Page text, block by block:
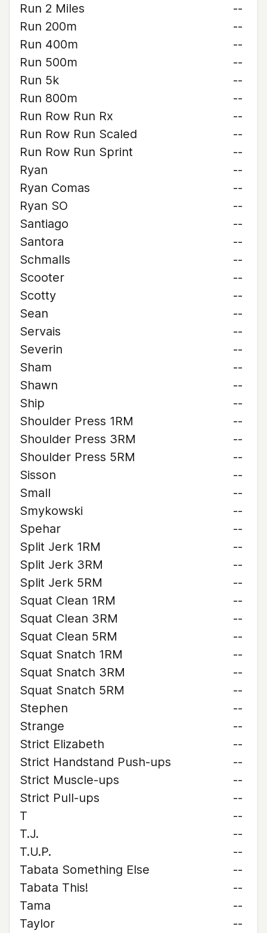
Run 2 Miles
--
Run 200m
--
Run 400m
--
Run 500m
--
Run 5k
--
Run 800m
--
Run Row Run Rx
--
Run Row Run Scaled
--
Run Row Run Sprint
--
Ryan
--
Ryan Comas
--
Ryan SO
--
Santiago
--
Santora
--
Schmalls
--
Scooter
--
Scotty
--
Sean
--
Servais
--
Severin
--
Sham
--
Shawn
--
Ship
--
Shoulder Press 1RM
--
Shoulder Press 3RM
--
Shoulder Press 5RM
--
Sisson
--
Small
--
Smykowski
--
Spehar
--
Split Jerk 1RM
--
Split Jerk 3RM
--
Split Jerk 5RM
--
Squat Clean 1RM
--
Squat Clean 3RM
--
Squat Clean 5RM
--
Squat Snatch 1RM
--
Squat Snatch 3RM
--
Squat Snatch 5RM
--
Stephen
--
Strange
--
Strict Elizabeth
--
Strict Handstand Push-ups
--
Strict Muscle-ups
--
Strict Pull-ups
--
T
--
T.J.
--
T.U.P.
--
Tabata Something Else
--
Tabata This!
--
Tama
--
Taylor
--